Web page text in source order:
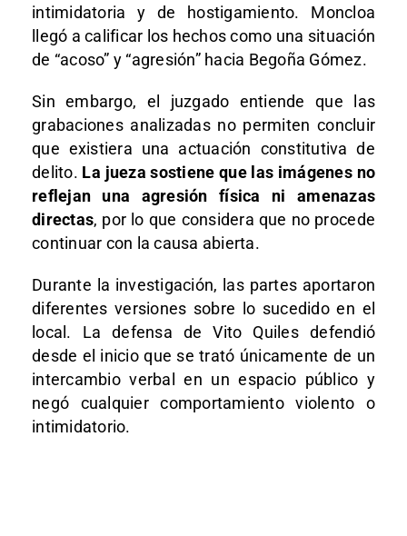
intimidatoria y de hostigamiento. Moncloa
llegó a calificar los hechos como una situación
de “acoso” y “agresión” hacia Begoña Gómez.
Sin embargo, el juzgado entiende que las
grabaciones analizadas no permiten concluir
que existiera una actuación constitutiva de
delito. La jueza sostiene que las imágenes no
reflejan una agresión física ni amenazas
directas, por lo que considera que no procede
continuar con la causa abierta.
Durante la investigación, las partes aportaron
diferentes versiones sobre lo sucedido en el
local. La defensa de Vito Quiles defendió
desde el inicio que se trató únicamente de un
intercambio verbal en un espacio público y
negó cualquier comportamiento violento o
intimidatorio.